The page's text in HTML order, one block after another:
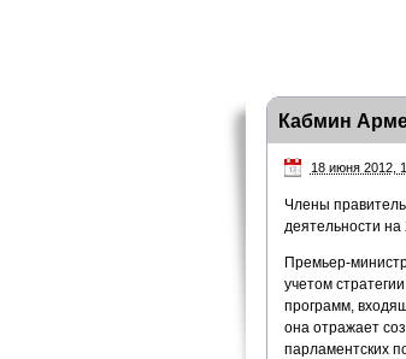
Кабмин
18 июня 2012,
Члены
деятельности
Премьер-
учетом
программ,
она отражает
парламентских